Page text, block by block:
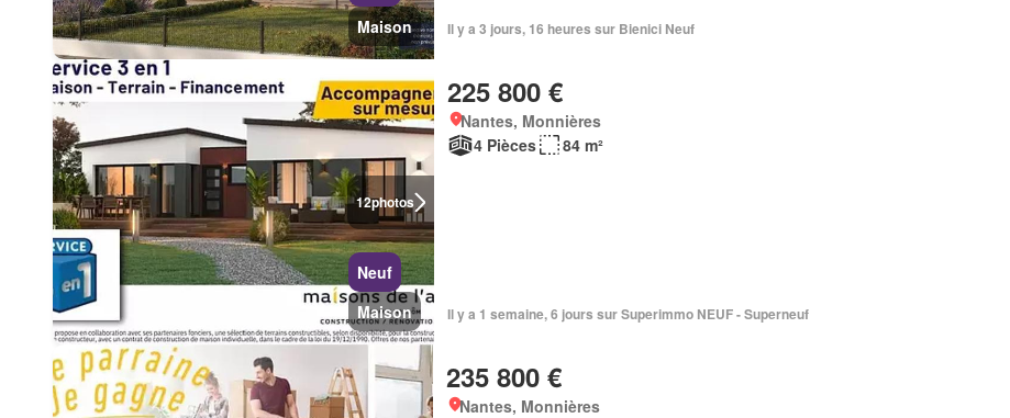
Maison
Il y a 3 jours, 16 heures sur Bienici Neuf
12photos
Neuf
Maison
225 800 €
Nantes, Monnières
4 Pièces
84 m²
Il y a 1 semaine, 6 jours sur Superimmo NEUF - Superneuf
235 800 €
Nantes, Monnières